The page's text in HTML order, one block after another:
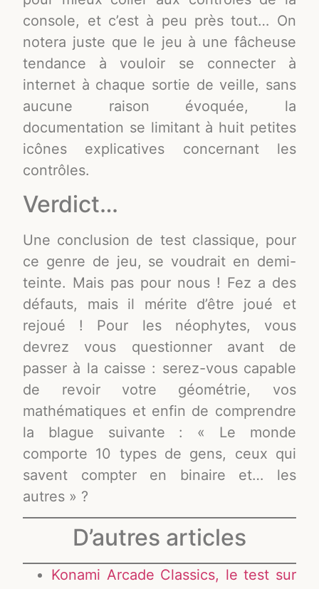
console, et c’est à peu près tout… On
notera juste que le jeu à une fâcheuse
tendance à vouloir se connecter à
internet à chaque sortie de veille, sans
aucune raison évoquée, la
documentation se limitant à huit petites
icônes explicatives concernant les
contrôles.
Verdict…
Une conclusion de test classique, pour
ce genre de jeu, se voudrait en demi-
teinte. Mais pas pour nous ! Fez a des
défauts, mais il mérite d’être joué et
rejoué ! Pour les néophytes, vous
devrez vous questionner avant de
passer à la caisse : serez-vous capable
de revoir votre géométrie, vos
mathématiques et enfin de comprendre
la blague suivante : « Le monde
comporte 10 types de gens, ceux qui
savent compter en binaire et… les
autres » ?
D’autres articles
Konami Arcade Classics, le test sur